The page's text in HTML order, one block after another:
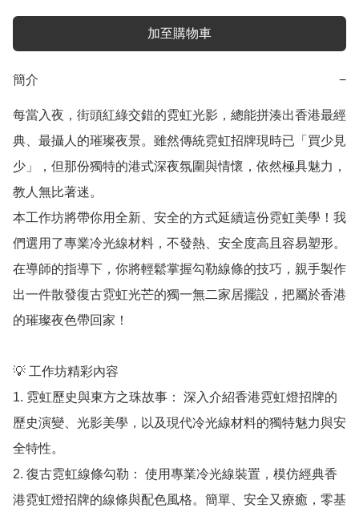
加至購物車
簡介 −
每當入夜，街頭紅綠交錯的霓虹光影，總能拼湊出香港最經
典、最攝人的璀璨夜景。雖然傳統霓虹招牌現時已「買少見
少」，但那份獨特的港式深夜氛圍與情懷，依然極具魅力，
教人無比著迷。
本工作坊將帶你用全新、安全的方式延續這份霓虹美學！我
們選用了專業冷光線材料，不發熱、安全度高且容易塑形。
在導師的指導下，你將輕鬆掌握勾勒線條的技巧，親手製作
出一件散發復古霓虹光芒的獨一無二家居擺設，把屬於香港
的璀璨夜色帶回家！
💡 工作坊精彩內容
1. 霓虹歷史與東方之珠故事： 深入介紹香港霓虹燈招牌的
歷史演變、光影美學，以及現代冷光線材料的獨特魅力與安
全特性。
2. 復古霓虹線條勾勒： 使用專業冷光線裝置，模仿經典香
港霓虹燈招牌的線條與配色風格。簡單、安全又療癒，零基